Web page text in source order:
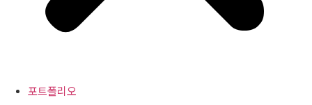
포트폴리오